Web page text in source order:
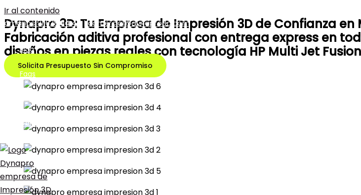
Ir al contenido
Llámanos 91 628 84 45|comercial@dynapro3d.com
Blog
Faqs
Nosotros
Galería
Dynapro 3D: Tu Empresa de Impresión 3D de Confianza en
Fabricación aditiva profesional con entrega express en
diseños en piezas reales con tecnología HP Multi Jet
Solicita Presupuesto Sin Compromiso